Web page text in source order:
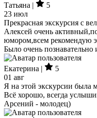
Татьяна |
5
23 июл
Прекрасная экскурсия с
Алексей очень
юмором,всем рекомендую
Было очень познавательно
Екатерина |
5
01 авг
Я на этой экскурсии была
Всё хорошо, всегда
Арсений - молодец)